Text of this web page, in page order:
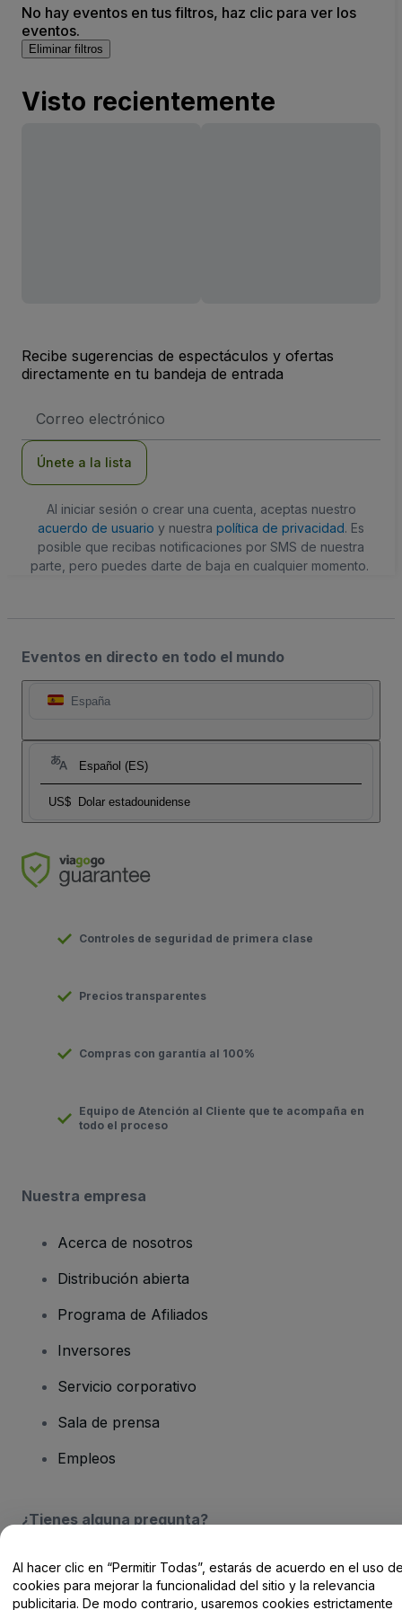
No hay eventos en tus filtros, haz clic para ver los
eventos.
Eliminar filtros
Visto recientemente
Recibe sugerencias de espectáculos y ofertas
directamente en tu bandeja de entrada
de
Únete a la lista
Al iniciar sesión o crear una cuenta, aceptas nuestro
acuerdo de usuario y nuestra política de privacidad. Es
posible que recibas notificaciones por SMS de nuestra
parte, pero puedes darte de baja en cualquier momento.
Eventos en directo en todo el mundo
España
Español (ES)
US$ Dolar estadounidense
Controles de seguridad de primera clase
Precios transparentes
Compras con garantía al 100%
Equipo de Atención al Cliente que te acompaña en
todo el proceso
Nuestra empresa
Acerca de nosotros
Distribución abierta
Programa de Afiliados
Inversores
Servicio corporativo
Sala de prensa
Empleos
¿Tienes alguna pregunta?
Centro de Ayuda / Contacto
Al hacer clic en “Permitir Todas”, estarás de acuerdo en el uso
cookies para mejorar la funcionalidad del sitio y la relevancia
publicitaria. De modo contrario, usaremos cookies estrictamente